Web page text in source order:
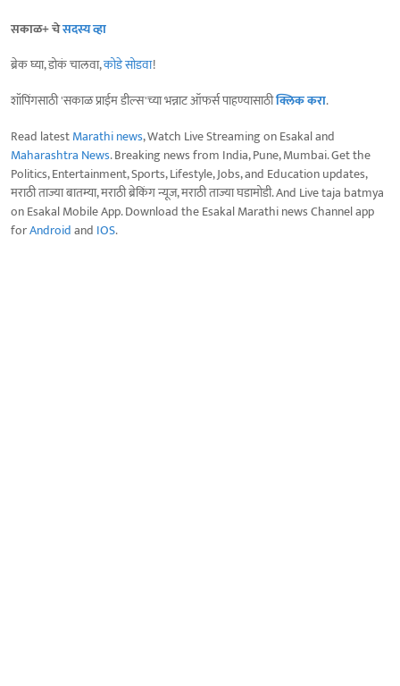
सकाळ+ चेसदस्य व्हा
ब्रेक घ्या, डोकं चालवा,कोडे सोडवा!
शॉपिंगसाठी 'सकाळ प्राईम डील्स'च्या भन्नाट ऑफर्स पाहण्यासाठीक्लिक करा.
Read latestMarathi news, Watch Live Streaming on Esakal and
Maharashtra News. Breaking news from India, Pune, Mumbai. Get the
Politics, Entertainment, Sports, Lifestyle, Jobs, and Education updates,
मराठी ताज्या बातम्या, मराठी ब्रेकिंग न्यूज, मराठी ताज्या घडामोडी. And Live taja batmya
on Esakal Mobile App. Download the Esakal Marathi news Channel app
forAndroidand IOS.